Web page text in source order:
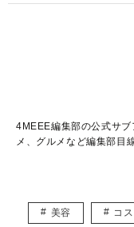
4MEEE編集部の公式サ
メ、グルメなど編集部目
美容 コ